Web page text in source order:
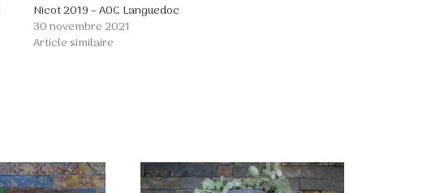
Nicot 2019 – AOC Languedoc
30 novembre 2021
Article similaire